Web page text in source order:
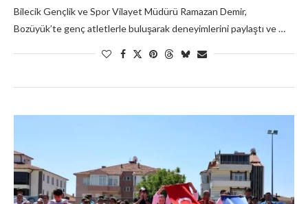
Bilecik Gençlik ve Spor Vilayet Müdürü Ramazan Demir,
Bozüyük’te genç atletlerle buluşarak deneyimlerini paylaştı ve …